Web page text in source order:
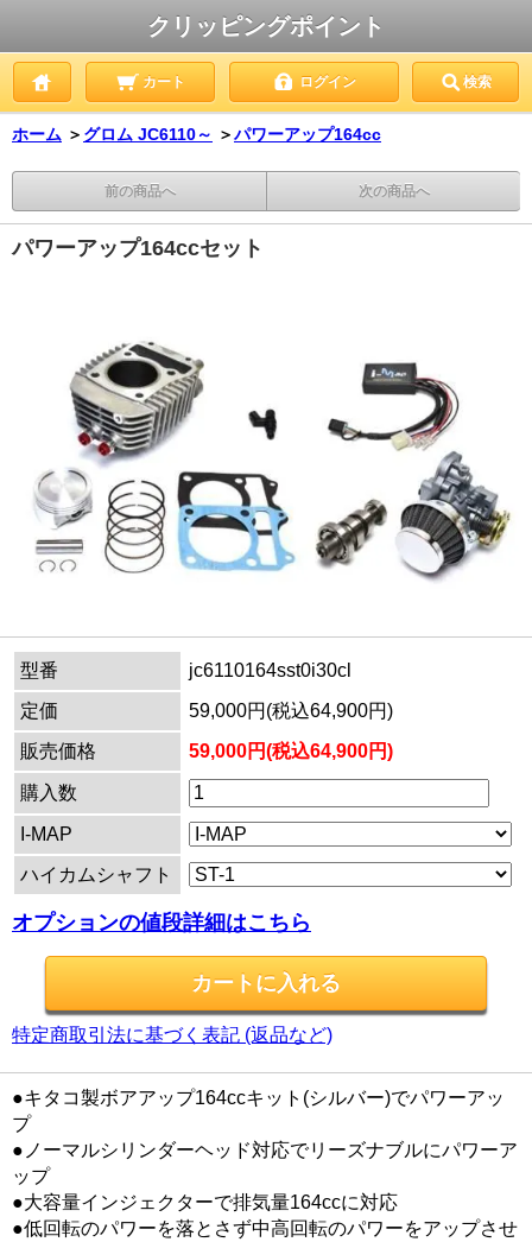
クリッピングポイント
カート ログイン 検索
ホーム ＞ グロム JC6110～ ＞パワーアップ164cc
前の商品へ 次の商品へ
パワーアップ164ccセット
型番
jc6110164sst0i30cl
定価
59,000円(税込64,900円)
販売価格
59,000円(税込64,900円)
購入数
I-MAP
ハイカムシャフト
オプションの値段詳細はこちら
特定商取引法に基づく表記 (返品など)
●キタコ製ボアアップ164ccキット(シルバー)でパワーアッ
プ
●ノーマルシリンダーヘッド対応でリーズナブルにパワーア
ップ
●大容量インジェクターで排気量164ccに対応
●低回転のパワーを落とさず中高回転のパワーをアップさせ